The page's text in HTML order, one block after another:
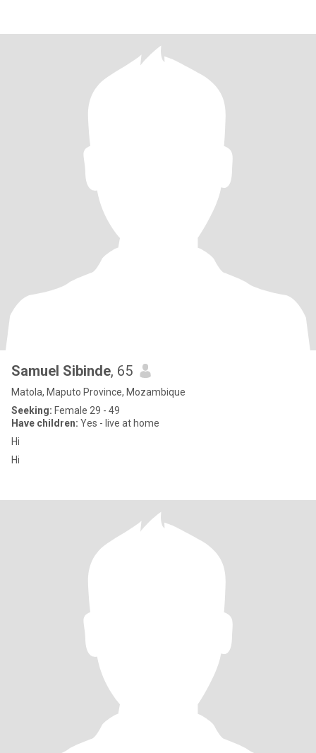
Samuel Sibinde, 65
Matola, Maputo Province, Mozambique
Seeking: Female 29 - 49
Have children: Yes - live at home
Hi
Hi